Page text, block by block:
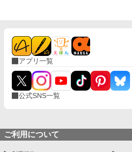
アプリ一覧
公式SNS一覧
ご利用について